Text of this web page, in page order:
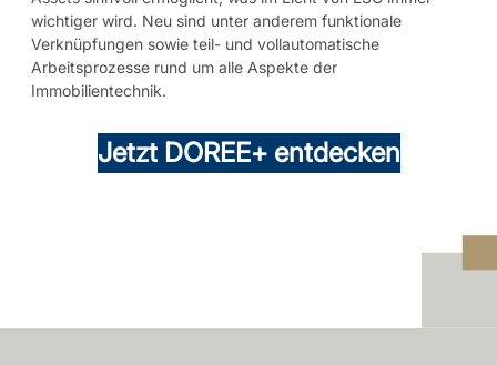
wichtiger wird. Neu sind unter anderem funktionale
Verknüpfungen sowie teil- und vollautomatische
Arbeitsprozesse rund um alle Aspekte der
Immobilientechnik.
Jetzt DOREE+ entdecken